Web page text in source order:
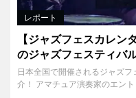
レポート
【ジャズフェスカレン
のジャズフェスティバ
日本全国で開催されるジャズ
介！ アマチュア演奏家のエント